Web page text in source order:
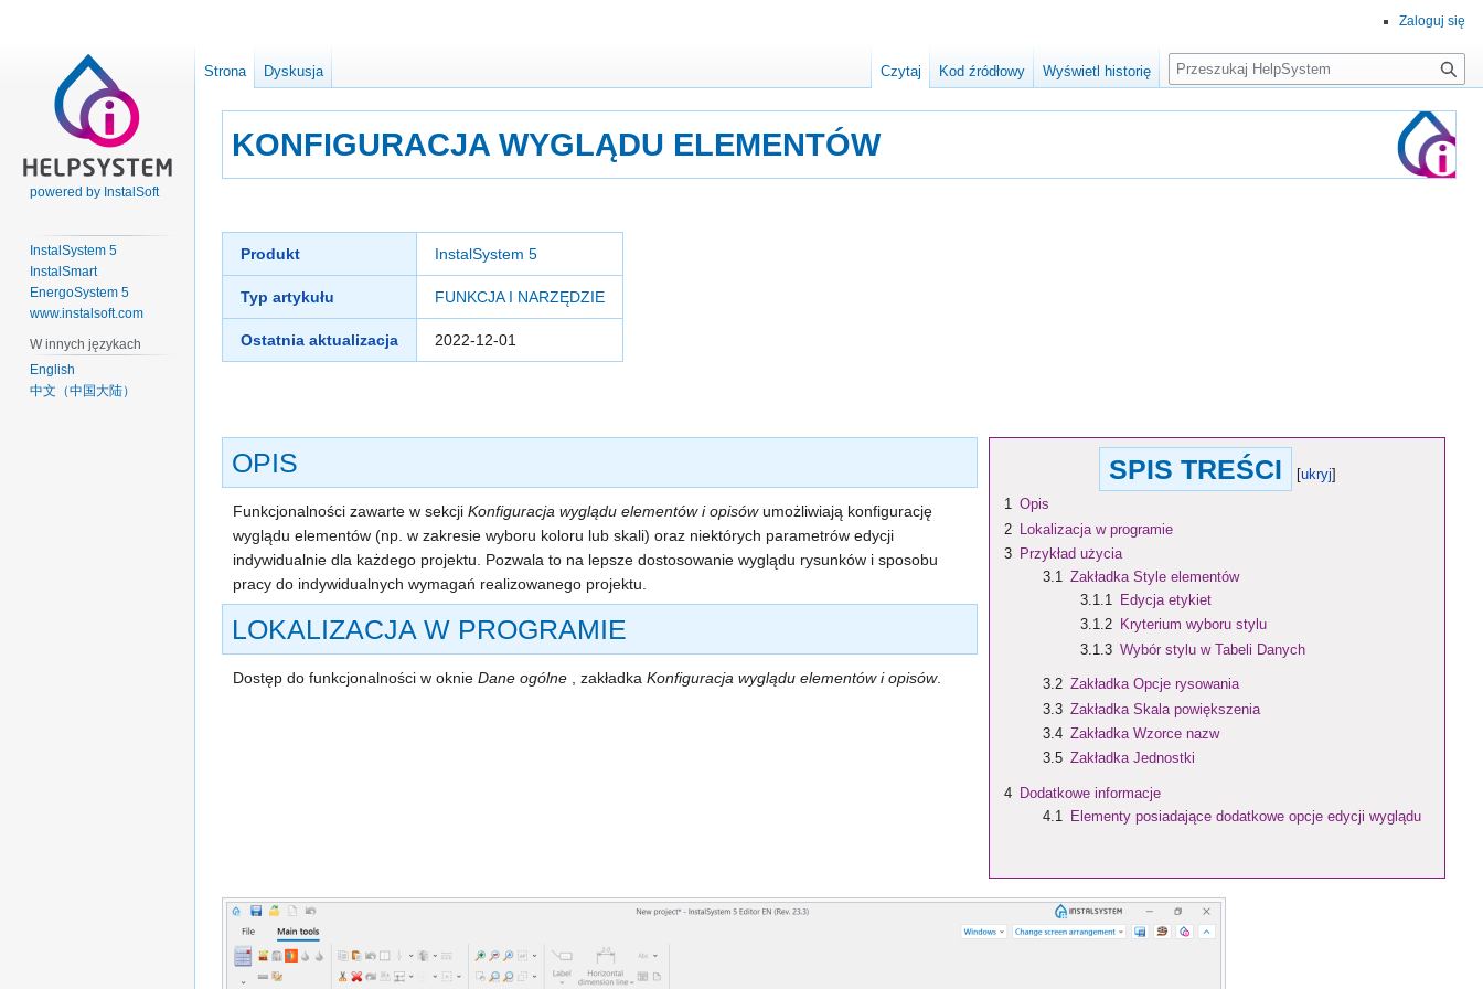
KONFIGURACJA WYGLĄDU ELEMENTÓW
do
nawigacji
do
wyszukiwania
Produkt InstalSystem 5
Typ artykułu FUNKCJA I NARZĘDZIE
Ostatnia aktualizacja 2022-12-01
SPIS TREŚCI
1 Opis
2
Lokalizacja w programie
3 Przykład użycia
3.1 Zakładka Style elementów
3.1.1 Edycja etykiet
3.1.2 Kryterium wyboru stylu
3.1.3 Wybór stylu w Tabeli Danych
3.2 Zakładka Opcje rysowania
3.3 Zakładka Skala powiększenia
3.4 Zakładka Wzorce nazw
3.5 Zakładka Jednostki
4 Dodatkowe informacje
4.1
Elementy posiadające dodatkowe opcje edycji wyglądu
OPIS
Funkcjonalności zawarte w sekcji Konfiguracja wyglądu elementów i opisówumożliwiają konfigurację
wyglądu elementów (np. w zakresie wyboru koloru lub skali) oraz niektórych parametrów edycji
indywidualnie dla każdego projektu. Pozwala to na lepsze dostosowanie wyglądu rysunków i sposobu
pracy do indywidualnych wymagań realizowanego projektu.
LOKALIZACJA W PROGRAMIE
Dostęp do funkcjonalności w oknie Dane ogólne , zakładka Konfiguracja wyglądu elementów i opisów.
Zaloguj się
Strona Dyskusja Czytaj Kod źródłowy Wyświetl historię
Szukaj
powered by InstalSoft
InstalSystem 5
InstalSmart
EnergoSystem 5
www.instalsoft.com
W innych językach
English
中文（中国大陆）